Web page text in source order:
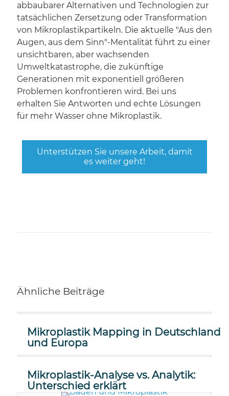
abbaubarer Alternativen und Technologien zur
tatsächlichen Zersetzung oder Transformation
von Mikroplastikpartikeln. Die aktuelle "Aus den
Augen, aus dem Sinn"-Mentalität führt zu einer
unsichtbaren, aber wachsenden
Umweltkatastrophe, die zukünftige
Generationen mit exponentiell größeren
Problemen konfrontieren wird. Bei uns
erhalten Sie Antworten und echte Lösungen
für mehr Wasser ohne Mikroplastik.
Unterstützen Sie unsere Arbeit, damit
es weiter geht!
Ähnliche Beiträge
Mikroplastik Mapping in Deutschland
und Europa
Mikroplastik-Analyse vs. Analytik:
Unterschied erklärt